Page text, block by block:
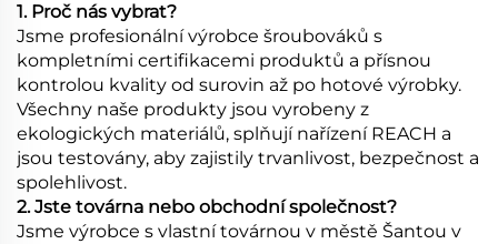
1. Proč nás vybrat?
Jsme profesionální výrobce šroubováků s
kompletními certifikacemi produktů a přísnou
kontrolou kvality od surovin až po hotové výrobky.
Všechny naše produkty jsou vyrobeny z
ekologických materiálů, splňují nařízení REACH a
jsou testovány, aby zajistily trvanlivost, bezpečnost a
spolehlivost.
2. Jste továrna nebo obchodní společnost?
Jsme výrobce s vlastní továrnou v městě Šantou v